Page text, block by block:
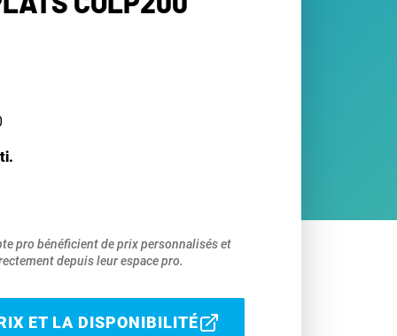
pro bénéficient de prix personnalisés et
depuis leur espace pro.
ET LA DISPONIBILITÉ